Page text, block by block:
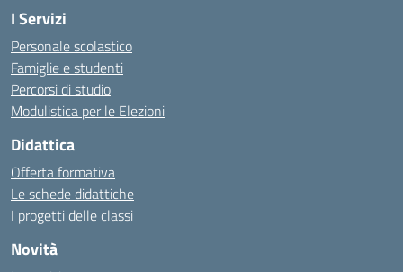
I Servizi
Personale scolastico
Famiglie e studenti
Percorsi di studio
Modulistica per le Elezioni
Didattica
Offerta formativa
Le schede didattiche
I progetti delle classi
Novità